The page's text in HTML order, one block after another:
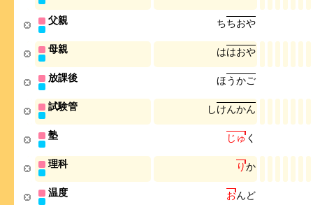
父親 ちちおや
母親 ははおや
放課後 ほうかご
試験管 しけんかん
塾 じ ゅく
理科 りか
温度 おんど